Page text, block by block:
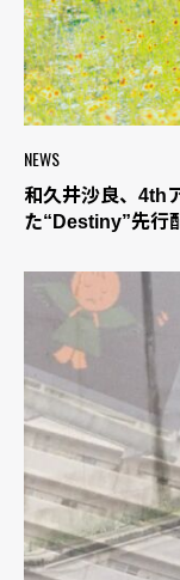
NEWS
和久井沙良、4th
た“Destiny”先行